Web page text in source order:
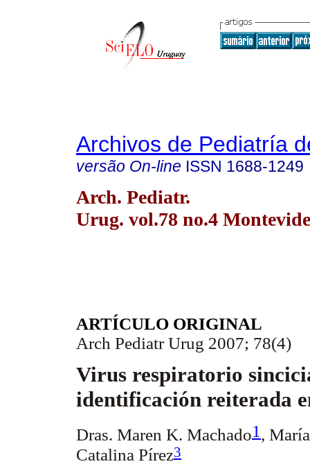
Archivos de Pediatría
versão On-line ISSN 1688-1249
Arch. Pediatr.
Urug. vol.78 no.4
ARTÍCULO ORIGINAL
Arch Pediatr Urug 2007; 78(4)
Virus respiratorio
identificación reiterada
Dras. Maren K. Machado1 ,
Catalina Pírez3